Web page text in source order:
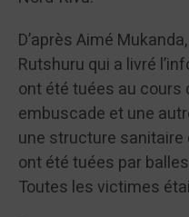
D’après Aimé
Rutshuru qui a livré
ont été tuées au cours
embuscade et une
une structure sanitaire
ont été tuées par
Toutes les victimes